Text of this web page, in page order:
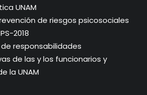
UNAM
de riesgos psicosociales
2018
responsabilidades
de las y los funcionarios y
la UNAM